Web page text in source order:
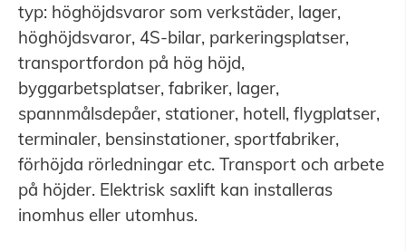
typ: höghöjdsvaror som verkstäder, lager,
höghöjdsvaror, 4S-bilar, parkeringsplatser,
transportfordon på hög höjd,
byggarbetsplatser, fabriker, lager,
spannmålsdepåer, stationer, hotell, flygplatser,
terminaler, bensinstationer, sportfabriker,
förhöjda rörledningar etc. Transport och arbete
på höjder. Elektrisk saxlift kan installeras
inomhus eller utomhus.